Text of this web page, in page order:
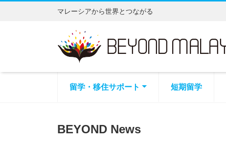
マレーシアから世界とつながる
留学・移住サポート 短期留学
BEYOND News